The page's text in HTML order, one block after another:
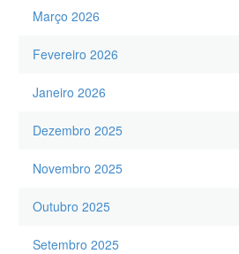
Março 2026
Fevereiro 2026
Janeiro 2026
Dezembro 2025
Novembro 2025
Outubro 2025
Setembro 2025